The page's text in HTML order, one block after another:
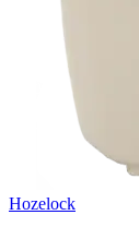
Hozelock